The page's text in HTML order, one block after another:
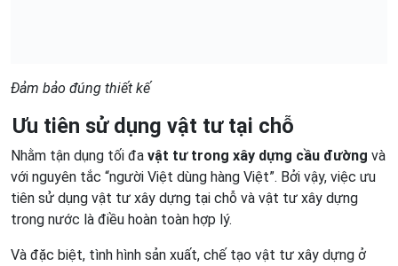
Đảm bảo đúng thiết kế
Ưu tiên sử dụng vật tư tại chỗ
Nhằm tận dụng tối đa vật tư trong xây dựng cầu đường và
với nguyên tắc “người Việt dùng hàng Việt”. Bởi vậy, việc ưu
tiên sử dụng vật tư xây dựng tại chỗ và vật tư xây dựng
trong nước là điều hoàn toàn hợp lý.
Và đặc biệt, tình hình sản xuất, chế tạo vật tư xây dựng ở